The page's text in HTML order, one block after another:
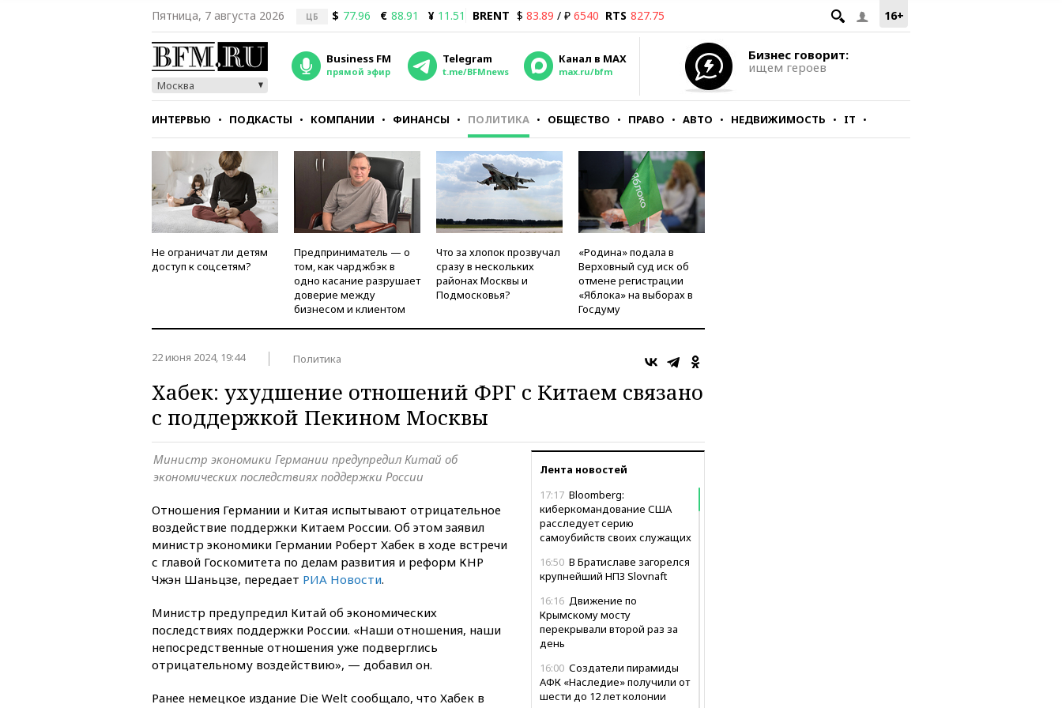
16+
Пятница, 7 августа 2026 ЦБ $ 77.96 € 88.91 ¥ 11.51 BRENT $ 83.89 / ₽ 6540 RTS 827.75
Москва
Business FM
прямой эфир
Telegram
t.me/BFMnews
Канал в MAX
max.ru/bfm
Бизнес говорит:
ищем героев
ИНТЕРВЬЮ ПОДКАСТЫ КОМПАНИИ ФИНАНСЫ ПОЛИТИКА ОБЩЕСТВО ПРАВО АВТО НЕДВИЖИМОСТЬ IT
СТИЛЬ ТЕСТЫ
Не ограничат ли детям
доступ к соцсетям?
Предприниматель — о
том, как чарджбэк в
одно касание разрушает
доверие между
бизнесом и клиентом
Что за хлопок прозвучал
сразу в нескольких
районах Москвы и
Подмосковья?
«Родина» подала в
Верховный суд иск об
отмене регистрации
«Яблока» на выборах в
Госдуму
22 июня 2024, 19:44 Политика
Хабек: ухудшение отношений ФРГ с Китаем связано
с поддержкой Пекином Москвы
Лента новостей
17:17 Bloomberg:
киберкомандование США
расследует серию
самоубийств своих служащих
16:50 В Братиславе загорелся
крупнейший НПЗ Slovnaft
16:16 Движение по
Крымскому мосту
перекрывали второй раз за
день
16:00 Создатели пирамиды
АФК «Наследие» получили от
шести до 12 лет колонии
Министр экономики Германии предупредил Китай об
экономических последствиях поддержки России
Отношения Германии и Китая испытывают отрицательное
воздействие поддержки Китаем России. Об этом заявил
министр экономики Германии Роберт Хабек в ходе встречи
с главой Госкомитета по делам развития и реформ КНР
Чжэн Шаньцзе, передает РИА Новости.
Министр предупредил Китай об экономических
последствиях поддержки России. «Наши отношения, наши
непосредственные отношения уже подверглись
отрицательному воздействию», — добавил он.
Ранее немецкое издание Die Welt сообщало, что Хабек в